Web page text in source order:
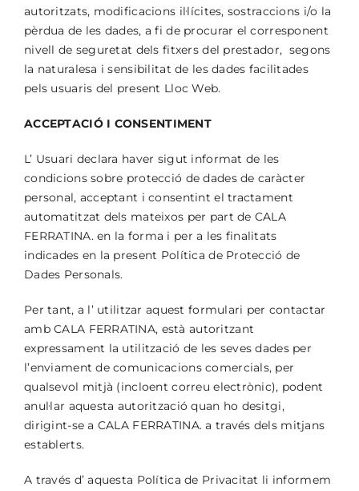
autoritzats, modificacions il·lícites, sostraccions i/o la
pèrdua de les dades, a fi de procurar el corresponent
nivell de seguretat dels fitxers del prestador, segons
la naturalesa i sensibilitat de les dades facilitades
pels usuaris del present Lloc Web.
ACCEPTACIÓ I CONSENTIMENT
L’ Usuari declara haver sigut informat de les
condicions sobre protecció de dades de caràcter
personal, acceptant i consentint el tractament
automatitzat dels mateixos per part de CALA
FERRATINA. en la forma i per a les finalitats
indicades en la present Política de Protecció de
Dades Personals.
Per tant, a l’ utilitzar aquest formulari per contactar
amb CALA FERRATINA, està autoritzant
expressament la utilització de les seves dades per
l’enviament de comunicacions comercials, per
qualsevol mitjà (incloent correu electrònic), podent
anul·lar aquesta autorització quan ho desitgi,
dirigint-se a CALA FERRATINA. a través dels mitjans
establerts.
A través d’ aquesta Política de Privacitat li informem